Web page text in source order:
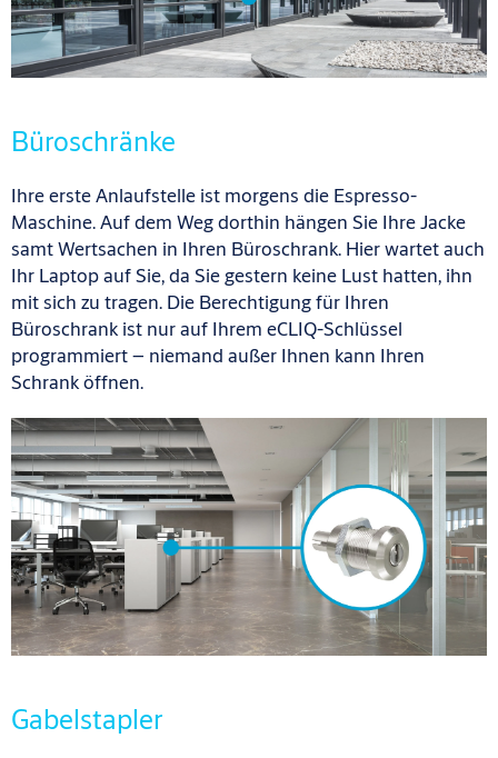
Büroschränke
Ihre erste Anlaufstelle ist morgens die Espresso-
Maschine. Auf dem Weg dorthin hängen Sie Ihre Jacke
samt Wertsachen in Ihren Büroschrank. Hier wartet auch
Ihr Laptop auf Sie, da Sie gestern keine Lust hatten, ihn
mit sich zu tragen. Die Berechtigung für Ihren
Büroschrank ist nur auf Ihrem eCLIQ-Schlüssel
programmiert – niemand außer Ihnen kann Ihren
Schrank öffnen.
Gabelstapler